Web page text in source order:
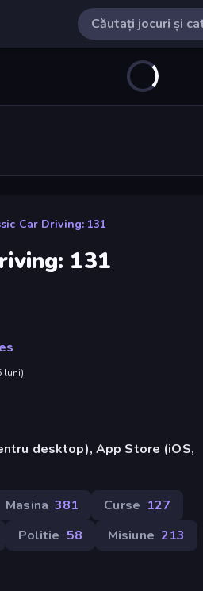
Car Driving: 131
131
luni)
desktop), App Store (iOS,
Masina 381 Curse 127
Politie 58 Misiune 213